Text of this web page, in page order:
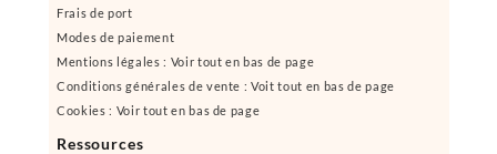
Frais de port
Modes de paiement
Mentions légales : Voir tout en bas de page
Conditions générales de vente : Voit tout en bas de page
Cookies : Voir tout en bas de page
Ressources